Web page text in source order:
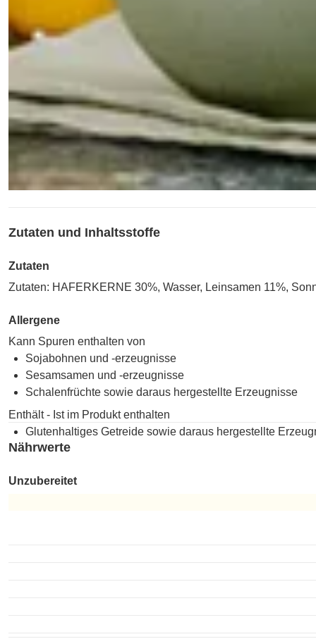
Zutaten und Inhaltsstoffe
Zutaten
Zutaten: HAFERKERNE 30%, Wasser, Leinsamen 11%,
Allergene
Kann Spuren enthalten von
Sojabohnen und -erzeugnisse
Sesamsamen und -erzeugnisse
Schalenfrüchte sowie daraus hergestellte Erzeugnisse
Enthält - Ist im Produkt enthalten
Glutenhaltiges Getreide sowie daraus hergestellte
Nährwerte
Unzubereitet